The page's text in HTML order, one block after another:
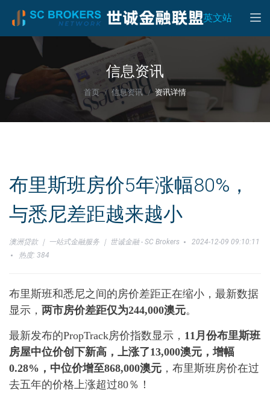
英文站
信息资讯
首页 信息资讯 资讯详情
布里斯班房价5年涨幅80%，
与悉尼差距越来越小
澳洲贷款 ｜ 一站式金融服务 ｜ 世诚金融 - SC Brokers
2024-12-09 09:10:11
热度: 384
布里斯班和悉尼之间的房价差距正在缩小，最新数据
显示， 两市房价差距仅为244,000澳元。
最新发布的PropTrack房价指数显示， 11月份布里斯班
房屋中位价创下新高，上涨了13,000澳元，增幅
0.28%，中位价增至868,000澳元 ，布里斯班房价在过
去五年的价格上涨超过80％！